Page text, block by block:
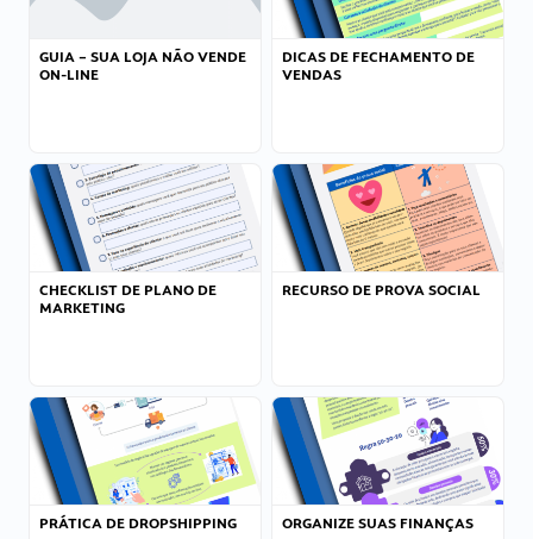
GUIA – SUA LOJA NÃO VENDE
ON-LINE
DICAS DE FECHAMENTO DE
VENDAS
CHECKLIST DE PLANO DE
MARKETING
RECURSO DE PROVA SOCIAL
PRÁTICA DE DROPSHIPPING ORGANIZE SUAS FINANÇAS